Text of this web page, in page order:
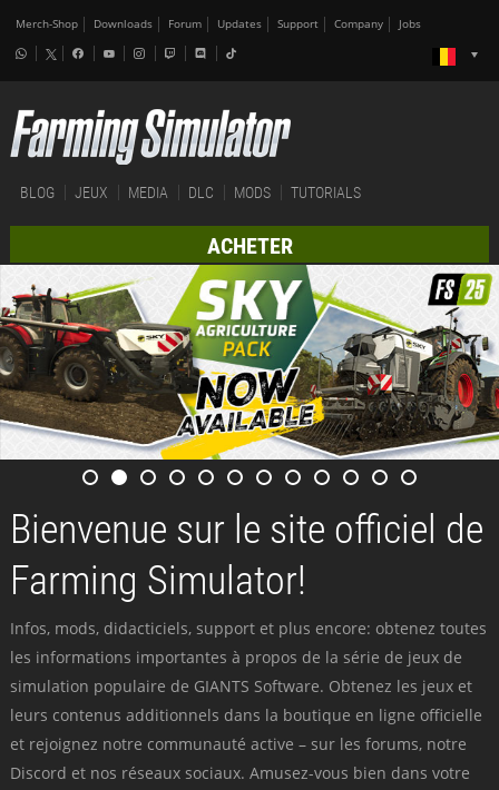
Merch-Shop Downloads Forum Updates Support Company Jobs
BLOG JEUX MEDIA DLC MODS TUTORIALS
ACHETER
Bienvenue sur le site officiel de
Farming Simulator!
Infos, mods, didacticiels, support et plus encore: obtenez toutes
les informations importantes à propos de la série de jeux de
simulation populaire de GIANTS Software. Obtenez les jeux et
leurs contenus additionnels dans la boutique en ligne officielle
et rejoignez notre communauté active – sur les forums, notre
Discord et nos réseaux sociaux. Amusez-vous bien dans votre